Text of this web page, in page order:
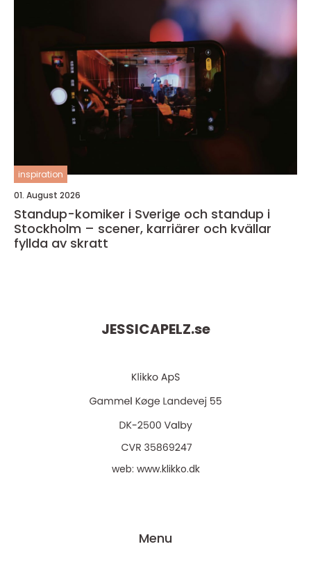
inspiration
01. August 2026
Standup-komiker i Sverige och standup i
Stockholm – scener, karriärer och kvällar
fyllda av skratt
JESSICAPELZ.se
web: www.klikko.dk
Menu